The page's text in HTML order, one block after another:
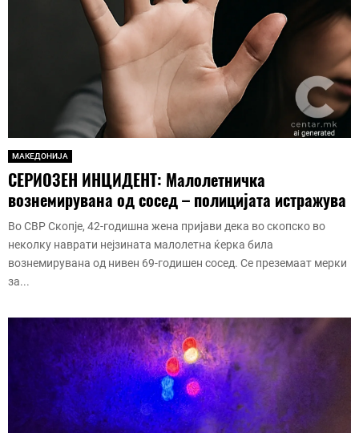
МАКЕДОНИЈА
СЕРИОЗЕН ИНЦИДЕНТ: Малолетничка
вознемирувана од сосед – полицијата истражува
Во СВР Скопје, 42-годишна жена пријави дека во скопско во
неколку наврати нејзината малолетна ќерка била
вознемирувана од нивен 69-годишен сосед. Се преземаат мерки
за...